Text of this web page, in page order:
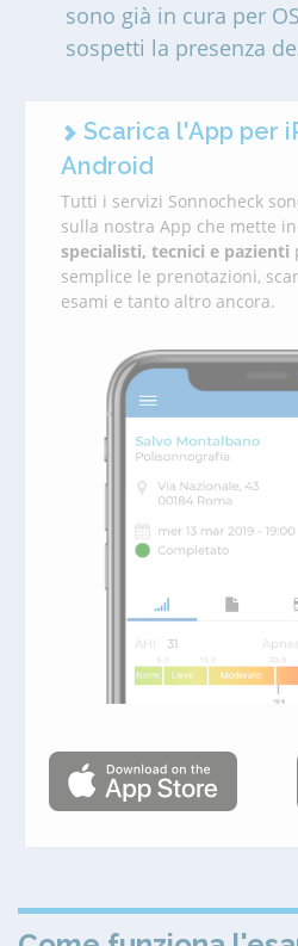
sono già in cura per
sospetti la presenza
Scarica l'App per
Android
Tutti i servizi Sonnocheck
sulla nostra App che mette
specialisti, tecnici e pazienti
semplice le prenotazioni,
esami e tanto altro ancora.